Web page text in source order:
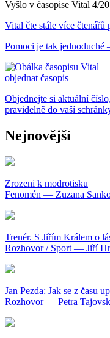
Vyšlo v časopise Vital 4/
Vital čte stále více čtenářů
Pomoci je tak jednoduché
objednat časopis
Objednejte si aktuální
pravidelně do vaší
Nejnovější
Zrozeni k modrotisku
Fenomén — Zuzana
Trenér. S Jiřím Králem o
Rozhovor / Sport — Jiří
Jan Pezda: Jak se z času
Rozhovor — Petra